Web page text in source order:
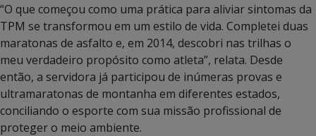
“O que começou como uma prática para aliviar sintomas da
TPM se transformou em um estilo de vida. Completei duas
maratonas de asfalto e, em 2014, descobri nas trilhas o
meu verdadeiro propósito como atleta”, relata. Desde
então, a servidora já participou de inúmeras provas e
ultramaratonas de montanha em diferentes estados,
conciliando o esporte com sua missão profissional de
proteger o meio ambiente.